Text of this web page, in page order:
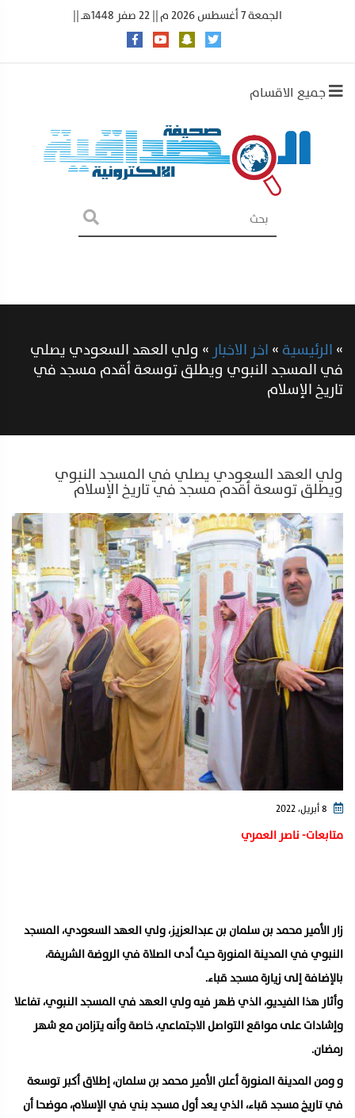
الجمعة 7 أغسطس 2026 م || 22 صفر 1448هـ ||
جميع الاقسام
»الرئيسية»اخر الاخبار » ولي العهد السعودي يصلي
في المسجد النبوي ويطلق توسعة أقدم مسجد في
تاريخ الإسلام
ولي العهد السعودي يصلي في المسجد النبوي
ويطلق توسعة أقدم مسجد في تاريخ الإسلام
متابعات- ناصر العمري
زار الأمير محمد بن سلمان بن عبدالعزيز، ولي العهد السعودي، المسجد
النبوي في المدينة المنورة حيث أدى الصلاة في الروضة الشريفة،
بالإضافة إلى زيارة مسجد قباء.
وأثار هذا الفيديو، الذي ظهر فيه ولي العهد في المسجد النبوي، تفاعلا
وإشادات على مواقع التواصل الاجتماعي، خاصة وأنه يتزامن مع شهر
رمضان.
و ومن المدينة المنورة أعلن الأمير محمد بن سلمان، إطلاق أكبر توسعة
في تاريخ مسجد قباء، الذي يعد أول مسجد بني في الإسلام، موضحا أن